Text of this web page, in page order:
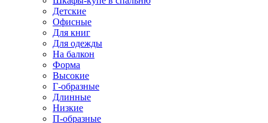
Детские
Офисные
Для книг
Для одежды
На балкон
Форма
Высокие
Г-образные
Длинные
Низкие
П-образные